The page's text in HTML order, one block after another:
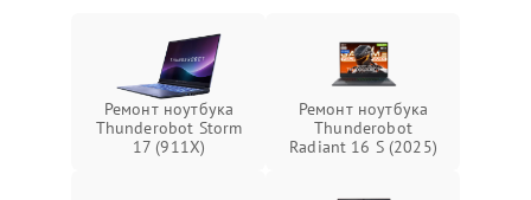
Ремонт ноутбука
Thunderobot Storm
17 (911X)
Ремонт ноутбука
Thunderobot
Radiant 16 S (2025)